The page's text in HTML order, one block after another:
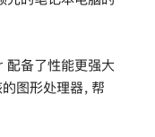
备了性能更强大
图形处理器，帮